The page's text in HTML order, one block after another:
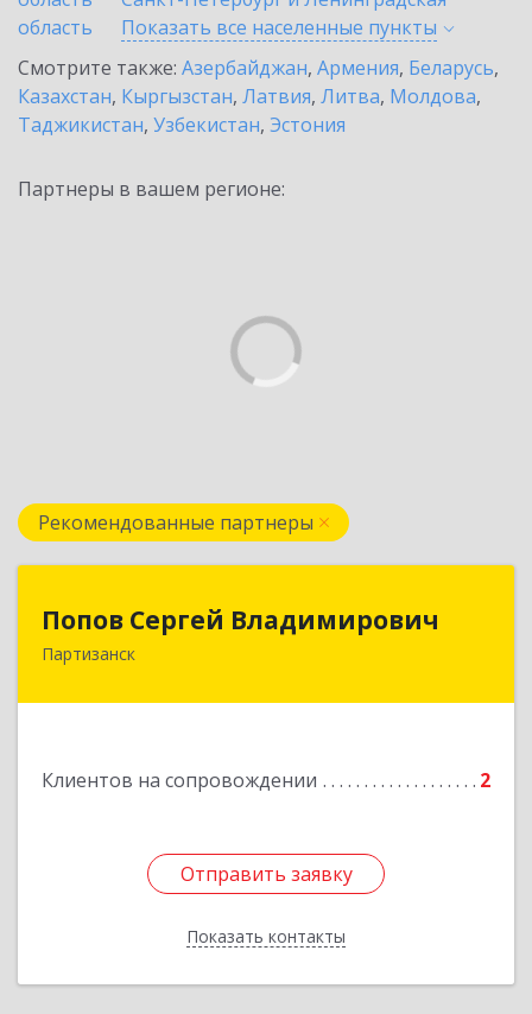
область
Показать все населенные пункты
Смотрите также: Азербайджан, Армения, Беларусь,
Казахстан, Кыргызстан, Латвия, Литва, Молдова,
Таджикистан, Узбекистан, Эстония
Партнеры в вашем регионе:
Рекомендованные партнеры
Попов Сергей Владимирович
Партизанск
Клиентов на сопровождении 2
Отправить заявку
Показать контакты
Попов Сергей Владимирович
692922, Приморский край, г. Находка, ул.
Отправить заявку
Назад